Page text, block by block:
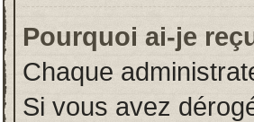
Pourquoi ai-je
Chaque
Si vous avez